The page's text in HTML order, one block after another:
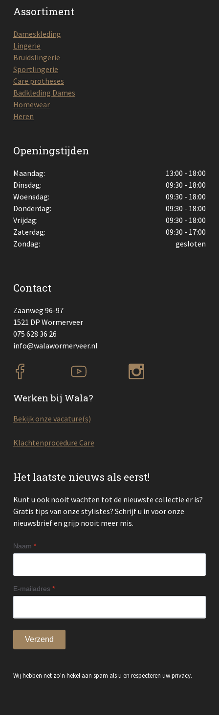
Assortiment
Dameskleding
Lingerie
Bruidslingerie
Sportlingerie
Care protheses
Badkleding Dames
Homewear
Heren
Openingstijden
Maandag:
13:00 - 18:00
Dinsdag:
09:30 - 18:00
Woensdag:
09:30 - 18:00
Donderdag:
09:30 - 18:00
Vrijdag:
09:30 - 18:00
Zaterdag:
09:30 - 17:00
Zondag:
gesloten
Contact
Zaanweg 96-97
1521 DP Wormerveer
075 628 36 26
info@walawormerveer.nl
Werken bij Wala?
Bekijk onze vacature(s)
Klachtenprocedure Care
Het laatste nieuws als eerst!
Kunt u ook nooit wachten tot de nieuwste collectie er is?
Gratis tips van onze stylistes? Schrijf u in voor onze
nieuwsbrief en grijp nooit meer mis.
Naam*
E-mailadres*
Verzend
Wij hebben net zo'n hekel aan spam als u en respecteren uw privacy.